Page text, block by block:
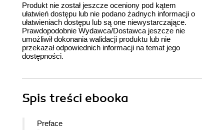
Produkt nie został jeszcze oceniony pod kątem
ułatwień dostępu lub nie podano żadnych informacji o
ułatwieniach dostępu lub są one niewystarczające.
Prawdopodobnie Wydawca/Dostawca jeszcze nie
umożliwił dokonania walidacji produktu lub nie
przekazał odpowiednich informacji na temat jego
dostępności.
Spis treści ebooka
Preface